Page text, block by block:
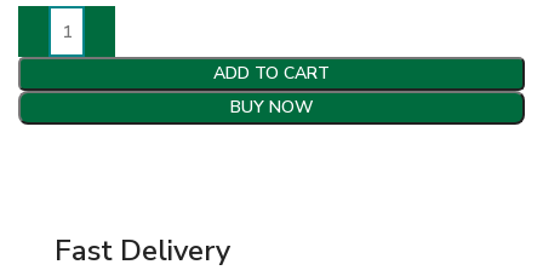
ADD TO CART
BUY NOW
Fast Delivery